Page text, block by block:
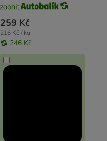
259 Kč
216 Kč / kg
246 Kč